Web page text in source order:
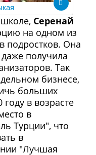
Серенай
на одном из
подростков. Она
получила
Так
бизнесе,
больших
в возрасте
в
Турции", что
в
"Лучшая